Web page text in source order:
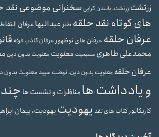
زرتشت زرتشت، باستان گرایی سخنرانی موضوعی نقد
های کوتاه نقد حلقه طنز عبدالبهاعرفان
عرفان حلقه عرفان های نوظهور عرفان کاذبفرقه
محمدعلی طاهری مسیحیت معنویت معنویت بدون دین
عرفان حلقه معنویت بدون دین، نهضت سپیدمعنویت بدون
و یادداشت هامناظرات و نشست ها
کاریکاتور کتاب های نقد یهودیت یهودیت، پیمان